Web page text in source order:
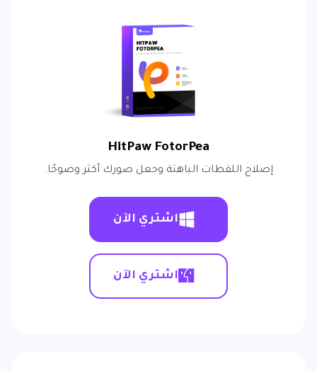
HitPaw FotorPea
إصلاح اللقطات الباهتة وجعل صورك أكثر وضوحًا.
اشتري الآن
اشتري الآن